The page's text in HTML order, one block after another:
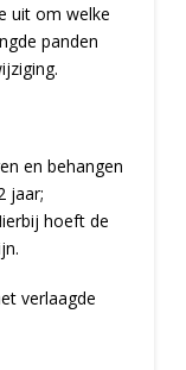
uit om welke
panden
en behangen
jaar;
hoeft de
verlaagde